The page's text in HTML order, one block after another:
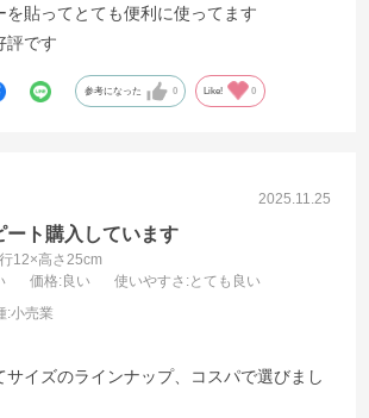
を貼ってとても便利に使ってます
評です
参考になった 0 Like! 0
2025.11.25
ート購入しています
12×高さ25cm
価格:良い 使いやすさ :とても良い
:小売業
サイズのラインナップ、コスパで選びまし